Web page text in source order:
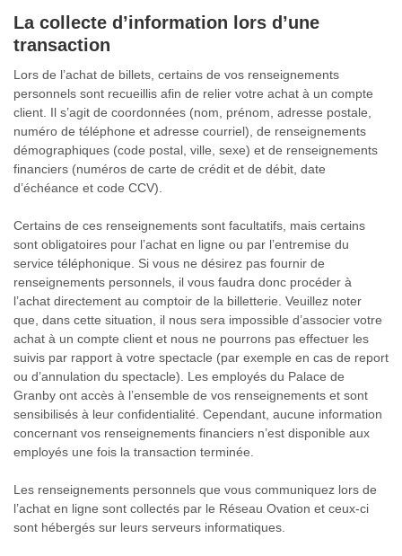
La collecte d’information lors d’une
transaction
Lors de l’achat de billets, certains de vos renseignements
personnels sont recueillis afin de relier votre achat à un compte
client. Il s’agit de coordonnées (nom, prénom, adresse postale,
numéro de téléphone et adresse courriel), de renseignements
démographiques (code postal, ville, sexe) et de renseignements
financiers (numéros de carte de crédit et de débit, date
d’échéance et code CCV).
Certains de ces renseignements sont facultatifs, mais certains
sont obligatoires pour l’achat en ligne ou par l’entremise du
service téléphonique. Si vous ne désirez pas fournir de
renseignements personnels, il vous faudra donc procéder à
l’achat directement au comptoir de la billetterie. Veuillez noter
que, dans cette situation, il nous sera impossible d’associer votre
achat à un compte client et nous ne pourrons pas effectuer les
suivis par rapport à votre spectacle (par exemple en cas de report
ou d’annulation du spectacle). Les employés du Palace de
Granby ont accès à l’ensemble de vos renseignements et sont
sensibilisés à leur confidentialité. Cependant, aucune information
concernant vos renseignements financiers n’est disponible aux
employés une fois la transaction terminée.
Les renseignements personnels que vous communiquez lors de
l’achat en ligne sont collectés par le Réseau Ovation et ceux-ci
sont hébergés sur leurs serveurs informatiques.